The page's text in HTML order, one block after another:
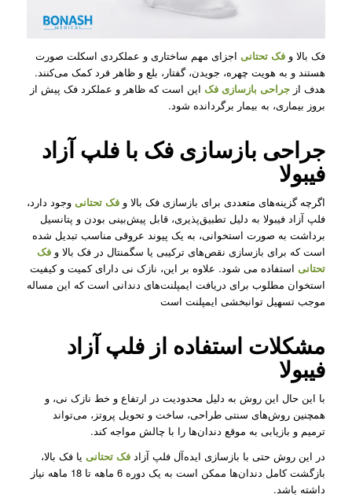
فک بالا و فک تحتانیاجزای مهم ساختاری و عملکردی اسکلت صورت
هستند و به هویت چهره، جویدن، گفتار، بلع و ظاهر فرد کمک می‌کنند.
هدف از جراحی بازسازی فک این است که ظاهر و عملکرد فک پیش از
بروز بیماری، به بیمار برگردانده شود.
جراحی بازسازی فک با فلپ آزاد
فیبولا
اگرچه گزینه‌های متعددی برای بازسازی فک بالا و فک تحتانیوجود دارد،
فلپ آزاد فیبولا به دلیل تطبیق‌پذیری، قابل پیش‌بینی بودن و پتانسیل
برداشت به صورت استخوانی، به یک پیوند عروقی مناسب تبدیل شده
است که برای بازسازی نقص‌های ترکیبی یا سگمنتال در فک بالا و فک
تحتانیاستفاده می شود. علاوه بر این، نازک نی دارای کمیت و کیفیت
استخوان مطلوب برای دریافت ایمپلنت‌های دندانی است که این مساله
موجب تسهیل توانبخشی ایمپلنت است
مشکلات استفاده از فلپ آزاد
فیبولا
با این حال این روش به دلیل محدودیت در ارتفاع و خط نازک نی، و
همچنین روش‌های سنتی طراحی، ساخت و تحویل پروتز، می‌تواند
ترمیم و بازیابی به موقع دندان‌ها را با چالش مواجه کند.
در این روش حتی با بازسازی ایده‌آل فلپ آزاد فک تحتانییا فک بالا،
بازگشت کامل دندان‌ها ممکن است به یک دوره 6 ماهه تا 18 ماهه نیاز
داشته باشد.